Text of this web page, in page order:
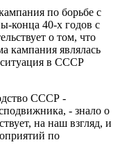
по борьбе с
конца 40-х годов с
о том, что
кампания являлась
ситуация в СССР
СССР -
- знало о
на наш взгляд, и
по